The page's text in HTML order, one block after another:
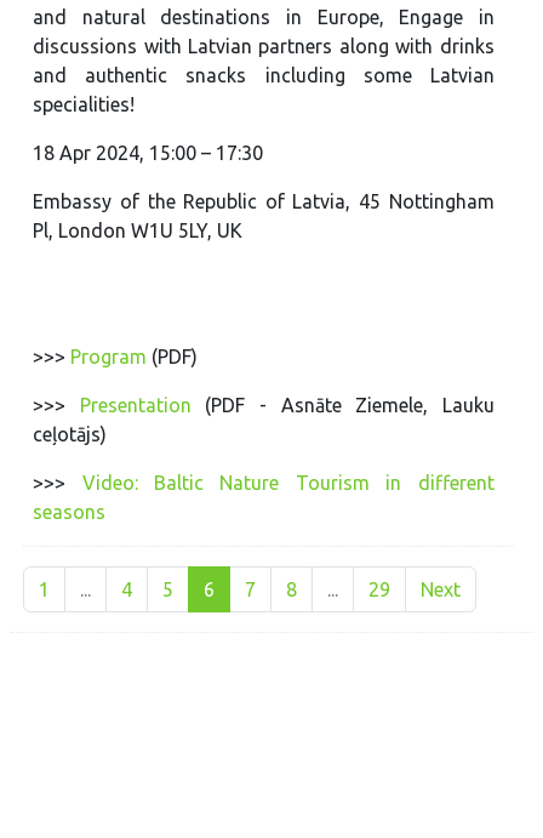
and natural destinations in Europe, Engage in
discussions with Latvian partners along with drinks
and authentic snacks including some Latvian
specialities!
18 Apr 2024, 15:00 – 17:30
Embassy of the Republic of Latvia, 45 Nottingham
Pl, London W1U 5LY, UK
>>> Program (PDF)
>>> Presentation (PDF - Asnāte Ziemele, Lauku
ceļotājs)
>>> Video: Baltic Nature Tourism in different
seasons
1 4 5 6 7 8 29 Next